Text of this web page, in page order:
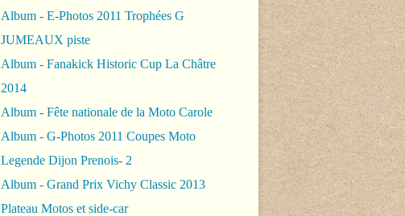
Album - E-Photos 2011 Trophées G
JUMEAUX piste
Album - Fanakick Historic Cup La Châtre
2014
Album - Fête nationale de la Moto Carole
Album - G-Photos 2011 Coupes Moto
Legende Dijon Prenois- 2
Album - Grand Prix Vichy Classic 2013
Plateau Motos et side-car